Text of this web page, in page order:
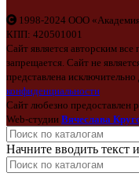
1998-2024 ООО
КПП: 420501001
Сайт является авторским
запрещается. Сайт не
представлена исключительно
конфиденциальности
Сайт любезно предоставлен
Web-студии Вячеслава
Начните вводить текст